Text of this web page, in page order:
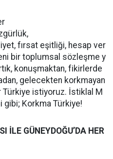
fırsat eşitliği, hesap ver
bir toplumsal sözleşme y
konuşmaktan, fikirlerde
gelecekten korkmayan
istiyoruz. İstiklal M
gibi; Korkma Türkiye!
İLE GÜNEYDOĞU’DA HER